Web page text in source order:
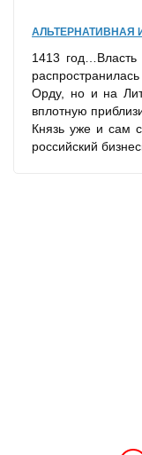
АЛЬТЕРНАТИВНАЯ
1413 год…Власть
Орду, но и на
вплотную
Князь уже и сам
российский